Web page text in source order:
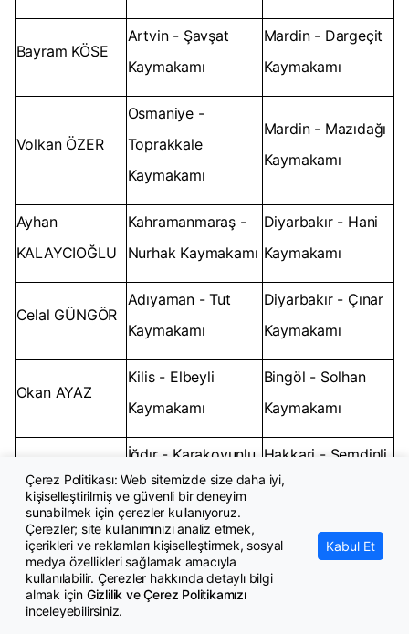
Bayram KÖSE
Artvin - Şavşat
Kaymakamı
Mardin - Dargeçit
Kaymakamı
Volkan ÖZER
Osmaniye -
Toprakkale
Kaymakamı
Mardin - Mazıdağı
Kaymakamı
Ayhan
KALAYCIOĞLU
Kahramanmaraş -
Nurhak Kaymakamı
Diyarbakır - Hani
Kaymakamı
Celal GÜNGÖR
Adıyaman - Tut
Kaymakamı
Diyarbakır - Çınar
Kaymakamı
Okan AYAZ
Kilis - Elbeyli
Kaymakamı
Bingöl - Solhan
Kaymakamı
Fatih ERDOĞAN
İğdır - Karakoyunlu
Kaymakamı
Hakkari - Şemdinli
Kaymakamı
Mesut BOLAT
Adıyaman - Gerger
Kaymakamı
Van - Özalp
Kaymakamı
Sait Muhammed
Çerez Politikası: Web sitemizde size daha iyi,
kişiselleştirilmiş ve güvenli bir deneyim
sunabilmek için çerezler kullanıyoruz.
Çerezler; site kullanımınızı analiz etmek,
içerikleri ve reklamları kişiselleştirmek, sosyal
medya özellikleri sağlamak amacıyla
kullanılabilir. Çerezler hakkında detaylı bilgi
almak için Gizlilik ve Çerez Politikamızı
inceleyebilirsiniz.
Kabul Et